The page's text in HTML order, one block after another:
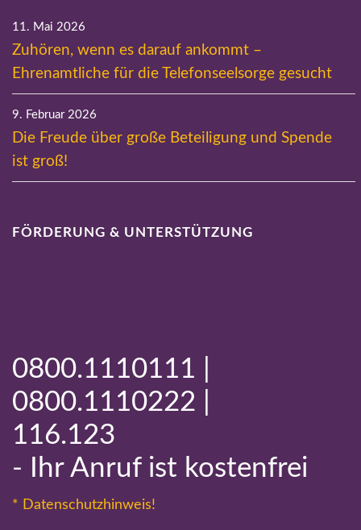
11. Mai 2026
Zuhören, wenn es darauf ankommt –
Ehrenamtliche für die Telefonseelsorge gesucht
9. Februar 2026
Die Freude über große Beteiligung und Spende
ist groß!
FÖRDERUNG & UNTERSTÜTZUNG
0800.1110111 |
0800.1110222 |
116.123
- Ihr Anruf ist kostenfrei
* Datenschutzhinweis!